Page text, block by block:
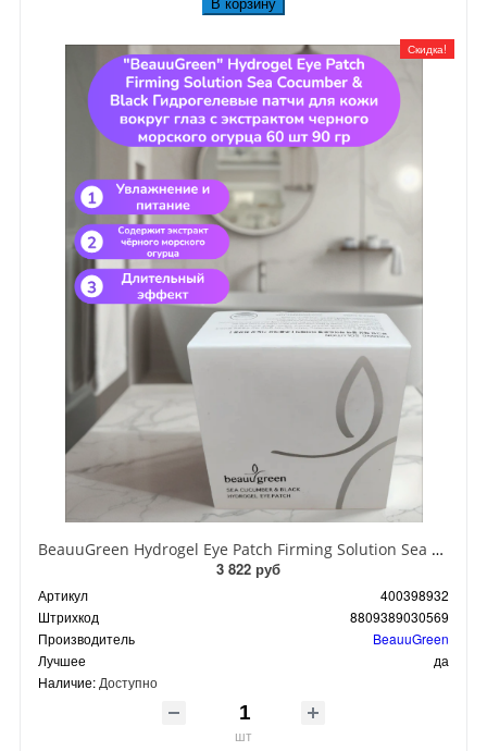
В корзину
Скидка!
BeauuGreen Hydrogel Eye Patch Firming Solution Sea Cocumber & Black Гидрогелевые патчи для кожи вокруг глаз с экстрактом черного морского огурца 60 шт 90 гр
3 822 руб
Артикул
400398932
Штрихкод
8809389030569
Производитель
BeauuGreen
Лучшее
да
Наличие: Доступно
шт